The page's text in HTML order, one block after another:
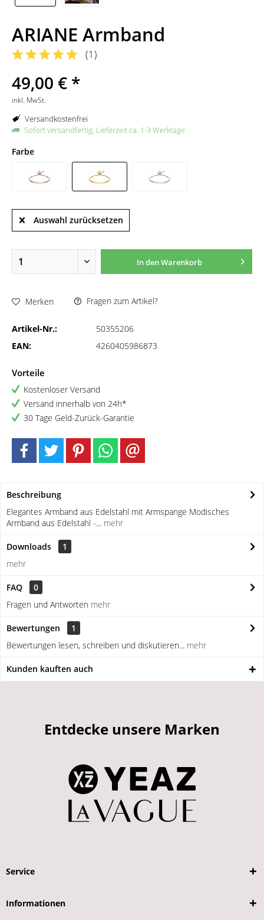
ARIANE Armband
(1)
49,00 € *
inkl. MwSt.
Versandkostenfrei
Sofort versandfertig, Lieferzeit ca. 1-3 Werktage
Farbe
Auswahl zurücksetzen
In denWarenkorb
Merken Fragen zum Artikel?
Artikel-Nr.:
50355206
EAN:
4260405986873
Vorteile
Kostenloser Versand
Versand innerhalb von 24h*
30 Tage Geld-Zurück-Garantie
Beschreibung
Elegantes Armband aus Edelstahl mit Armspange Modisches
Armband aus Edelstahl -... mehr
Downloads
1
mehr
FAQ
0
Fragen und Antworten mehr
Bewertungen
1
Bewertungen lesen, schreiben und diskutieren... mehr
Kunden kauften auch
Entdecke unsere Marken
Service
Informationen